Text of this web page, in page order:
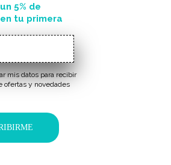
5% de
tu primera
mis datos para recibir
ofertas y novedades